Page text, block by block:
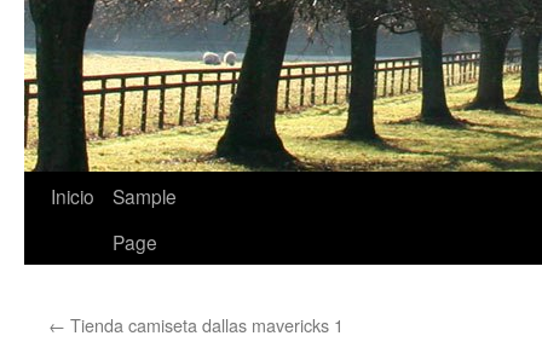
Saltar
Inicio
Sample
Page
← Tienda camiseta dallas mavericks 1